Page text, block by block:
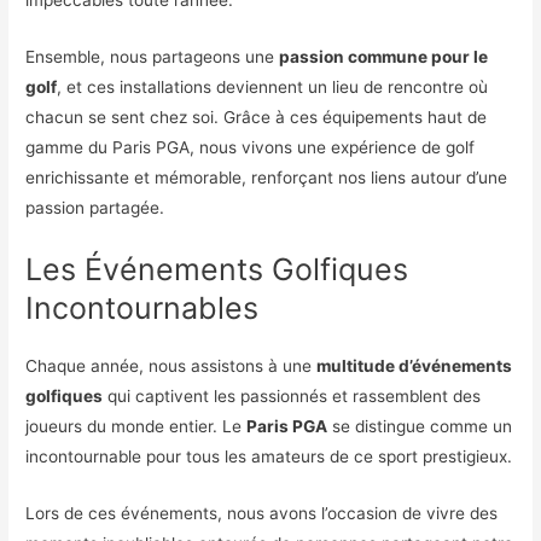
Ensemble, nous partageons unepassion commune pour le
golf, et ces installations deviennent un lieu de rencontre où
chacun se sent chez soi. Grâce à ces équipements haut de
gamme du Paris PGA, nous vivons une expérience de golf
enrichissante et mémorable, renforçant nos liens autour d’une
passion partagée.
Les Événements Golfiques
Incontournables
Chaque année, nous assistons à unemultitude d’événements
golfiques qui captivent les passionnés et rassemblent des
joueurs du monde entier. LeParis PGA se distingue comme un
incontournable pour tous les amateurs de ce sport prestigieux.
Lors de ces événements, nous avons l’occasion de vivre des